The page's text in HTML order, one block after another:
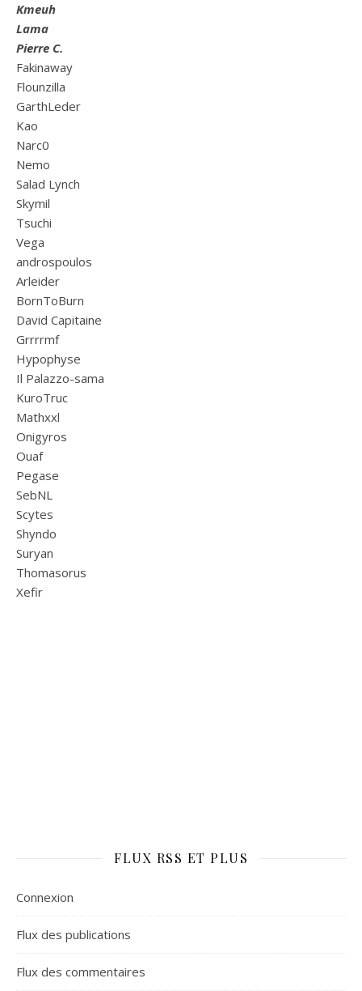
Kmeuh
Lama
Pierre C.
Fakinaway
Flounzilla
GarthLeder
Kao
Narc0
Nemo
Salad Lynch
Skymil
Tsuchi
Vega
androspoulos
Arleider
BornToBurn
David Capitaine
Grrrrmf
Hypophyse
Il Palazzo-sama
KuroTruc
Mathxxl
Onigyros
Ouaf
Pegase
SebNL
Scytes
Shyndo
Suryan
Thomasorus
Xefir
FLUX RSS ET PLUS
Connexion
Flux des publications
Flux des commentaires